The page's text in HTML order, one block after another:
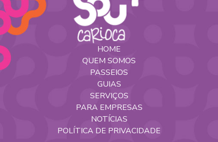
HOME
QUEM SOMOS
PASSEIOS
GUIAS
SERVIÇOS
PARA EMPRESAS
NOTÍCIAS
POLÍTICA DE PRIVACIDADE